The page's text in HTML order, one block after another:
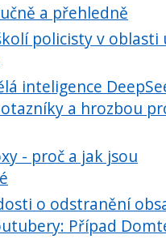
a přehledně
policisty v oblasti
inteligence
otazníky a hrozbou
- proč a jak jsou
o odstranění
Případ